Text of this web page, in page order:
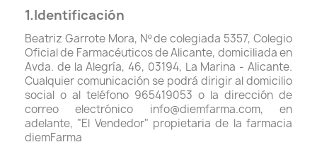
Ortopedia
Salud
Ortopedia
Salud
1.Identificación
Beatriz Garrote Mora, Nº de colegiada 5357, Colegio
Oficial de Farmacéuticos de Alicante, domiciliada en
Avda. de la Alegría, 46, 03194, La Marina - Alicante.
Cualquier comunicación se podrá dirigir al domicilio
social o al teléfono 965419053 o la dirección de
correo electrónico info@diemfarma.com, en
adelante, "El Vendedor" propietaria de la farmacia
diemFarma